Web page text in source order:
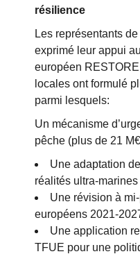
résilience
Les représentants
exprimé leur appui
européen
locales ont formulé
parmi lesquels:
Un mécanisme
pêche (plus de 21
Une adaptation
réalités ultra-marines
Une révision à
européens 2021-
Une application
TFUE pour une